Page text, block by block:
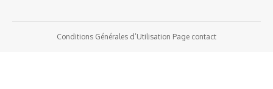
Conditions Générales d’Utilisation Page contact